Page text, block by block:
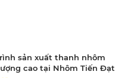
sản xuất thanh nhôm
cao tại Nhôm Tiến Đạt